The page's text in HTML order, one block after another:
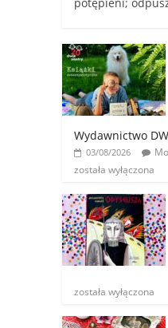
Wydawnictwo
03/08/2026
została wyłączona
została wyłączona